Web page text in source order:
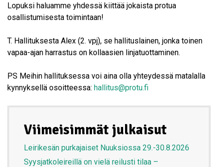
Lopuksi haluamme yhdessä kiittää jokaista protua
osallistumisesta toimintaan!
T. Hallituksesta Alex (2. vpj), se hallituslainen, jonka toinen
vapaa-ajan harrastus on kollaasien linjatuottaminen.
PS Meihin hallituksessa voi aina olla yhteydessä matalalla
kynnyksellä osoitteessa: hallitus@protu.fi
Viimeisimmät julkaisut
Leirikesän purkajaiset Nuuksiossa 29.-30.8.2026
Syysjatkoleireillä on vielä reilusti tilaa –